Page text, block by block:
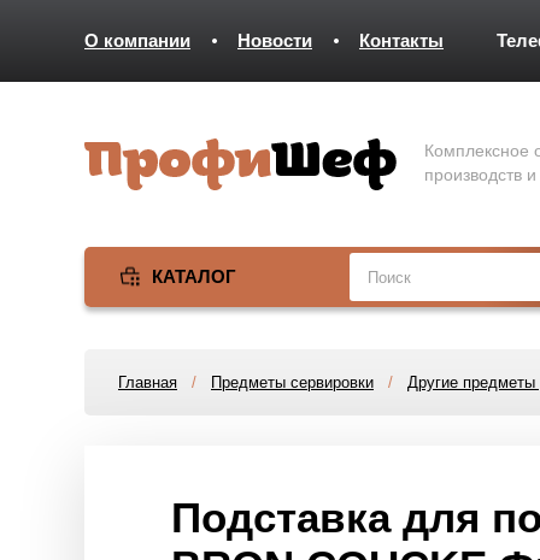
О компании Новости Контакты
Комплексное
производств
КАТАЛОГ
Главная / Предметы сервировки / Другие предметы
Подставка для